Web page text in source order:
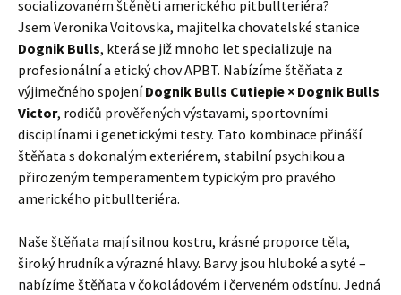
socializovaném štěněti amerického pitbullteriéra?
Jsem Veronika Voitovska, majitelka chovatelské stanice
Dognik Bulls, která se již mnoho let specializuje na
profesionální a etický chov APBT. Nabízíme štěňata z
výjimečného spojeníDognik Bulls Cutiepie × Dognik Bulls
Victor, rodičů prověřených výstavami, sportovními
disciplínami i genetickými testy. Tato kombinace přináší
štěňata s dokonalým exteriérem, stabilní psychikou a
přirozeným temperamentem typickým pro pravého
amerického pitbullteriéra.
Naše štěňata mají silnou kostru, krásné proporce těla,
široký hrudník a výrazné hlavy. Barvy jsou hluboké a syté –
nabízíme štěňata v čokoládovém i červeném odstínu. Jedná